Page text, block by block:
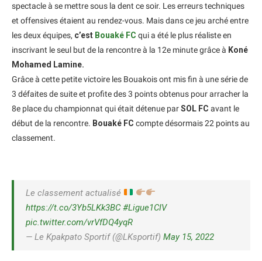
spectacle à se mettre sous la dent ce soir. Les erreurs techniques
et offensives étaient au rendez-vous. Mais dans ce jeu arché entre
les deux équipes, c’est Bouaké FC qui a été le plus réaliste en
inscrivant le seul but de la rencontre à la 12e minute grâce à Koné
Mohamed Lamine.
Grâce à cette petite victoire les Bouakois ont mis fin à une série de
3 défaites de suite et profite des 3 points obtenus pour arracher la
8e place du championnat qui était détenue parSOL FC avant le
début de la rencontre. Bouaké FC compte désormais 22 points au
classement.
Le classement actualisé
https://t.co/3Yb5LKk3BC #Ligue1CIV
pic.twitter.com/vrVfDQ4yqR
— Le Kpakpato Sportif (@LKsportif) May 15, 2022